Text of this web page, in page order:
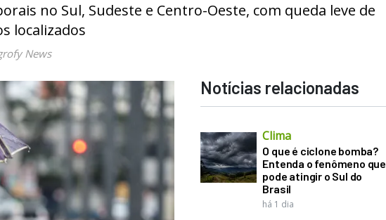
no Sul, Sudeste e Centro-Oeste, com queda leve de
localizados
News
Notícias relacionadas
Clima
O que é ciclone bomba?
Entenda o fenômeno que
pode atingir o Sul do
Brasil
há 1 dia